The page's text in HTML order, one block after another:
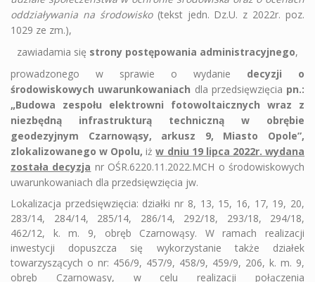
oddziaływania na środowisko(tekst jedn. Dz.U. z 2022r. poz.
1029 ze zm.),
zawiadamia się strony postępowania administracyjnego,
prowadzonego w sprawie o wydanie decyzji o
środowiskowych uwarunkowaniach dla przedsięwzięcia pn.:
„Budowa zespołu elektrowni fotowoltaicznych wraz z
niezbędną infrastrukturą techniczną w obrębie
geodezyjnym Czarnowąsy, arkusz 9, Miasto Opole”,
zlokalizowanego w Opolu, iżw dniu 19 lipca 2022r. wydana
została decyzja nr OŚR.6220.11.2022.MCH o środowiskowych
uwarunkowaniach dla przedsięwzięcia jw.
Lokalizacja przedsięwzięcia: działki nr 8, 13, 15, 16, 17, 19, 20,
283/14, 284/14, 285/14, 286/14, 292/18, 293/18, 294/18,
462/12, k. m. 9, obręb Czarnowąsy. W ramach realizacji
inwestycji dopuszcza się wykorzystanie także działek
towarzyszących o nr: 456/9, 457/9, 458/9, 459/9, 206, k. m. 9,
obręb Czarnowąsy, w celu realizacji połączenia